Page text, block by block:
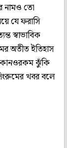
নামও তো
যে ফরাসি
স্বাভাবিক
অতীত ইতিহাস
ঝুঁকি
খবর বলে